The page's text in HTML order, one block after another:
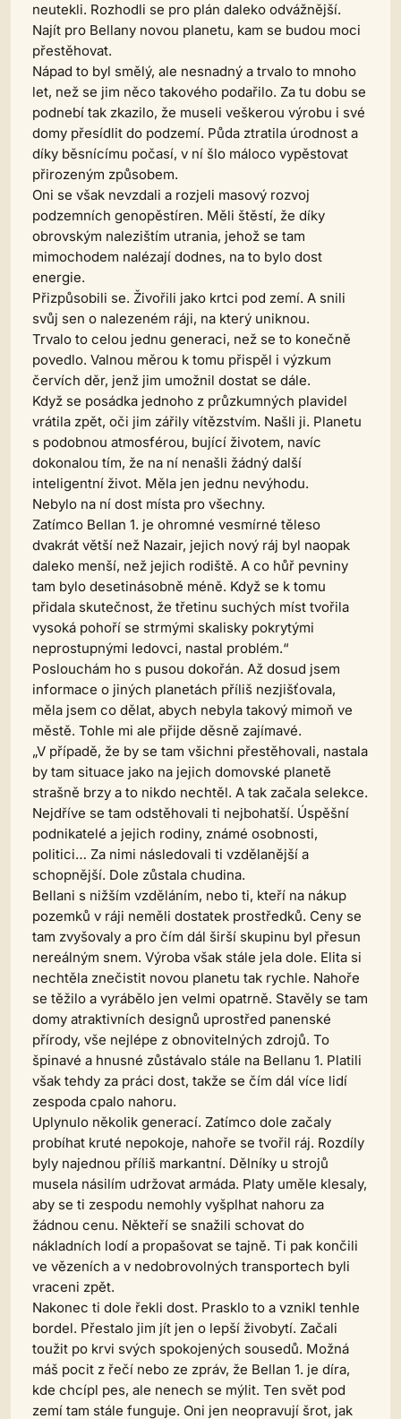
neutekli. Rozhodli se pro plán daleko odvážnější.
Najít pro Bellany novou planetu, kam se budou moci
přestěhovat.
Nápad to byl smělý, ale nesnadný a trvalo to mnoho
let, než se jim něco takového podařilo. Za tu dobu se
podnebí tak zkazilo, že museli veškerou výrobu i své
domy přesídlit do podzemí. Půda ztratila úrodnost a
díky běsnícímu počasí, v ní šlo máloco vypěstovat
přirozeným způsobem.
Oni se však nevzdali a rozjeli masový rozvoj
podzemních genopěstíren. Měli štěstí, že díky
obrovským nalezištím utrania, jehož se tam
mimochodem nalézají dodnes, na to bylo dost
energie.
Přizpůsobili se. Živořili jako krtci pod zemí. A snili
svůj sen o nalezeném ráji, na který uniknou.
Trvalo to celou jednu generaci, než se to konečně
povedlo. Valnou měrou k tomu přispěl i výzkum
červích děr, jenž jim umožnil dostat se dále.
Když se posádka jednoho z průzkumných plavidel
vrátila zpět, oči jim zářily vítězstvím. Našli ji. Planetu
s podobnou atmosférou, bující životem, navíc
dokonalou tím, že na ní nenašli žádný další
inteligentní život. Měla jen jednu nevýhodu.
Nebylo na ní dost místa pro všechny.
Zatímco Bellan 1. je ohromné vesmírné těleso
dvakrát větší než Nazair, jejich nový ráj byl naopak
daleko menší, než jejich rodiště. A co hůř pevniny
tam bylo desetinásobně méně. Když se k tomu
přidala skutečnost, že třetinu suchých míst tvořila
vysoká pohoří se strmými skalisky pokrytými
neprostupnými ledovci, nastal problém.“
Poslouchám ho s pusou dokořán. Až dosud jsem
informace o jiných planetách příliš nezjišťovala,
měla jsem co dělat, abych nebyla takový mimoň ve
městě. Tohle mi ale přijde děsně zajímavé.
„V případě, že by se tam všichni přestěhovali, nastala
by tam situace jako na jejich domovské planetě
strašně brzy a to nikdo nechtěl. A tak začala selekce.
Nejdříve se tam odstěhovali ti nejbohatší. Úspěšní
podnikatelé a jejich rodiny, známé osobnosti,
politici… Za nimi následovali ti vzdělanější a
schopnější. Dole zůstala chudina.
Bellani s nižším vzděláním, nebo ti, kteří na nákup
pozemků v ráji neměli dostatek prostředků. Ceny se
tam zvyšovaly a pro čím dál širší skupinu byl přesun
nereálným snem. Výroba však stále jela dole. Elita si
nechtěla znečistit novou planetu tak rychle. Nahoře
se těžilo a vyrábělo jen velmi opatrně. Stavěly se tam
domy atraktivních designů uprostřed panenské
přírody, vše nejlépe z obnovitelných zdrojů. To
špinavé a hnusné zůstávalo stále na Bellanu 1. Platili
však tehdy za práci dost, takže se čím dál více lidí
zespoda cpalo nahoru.
Uplynulo několik generací. Zatímco dole začaly
probíhat kruté nepokoje, nahoře se tvořil ráj. Rozdíly
byly najednou příliš markantní. Dělníky u strojů
musela násilím udržovat armáda. Platy uměle klesaly,
aby se ti zespodu nemohly vyšplhat nahoru za
žádnou cenu. Někteří se snažili schovat do
nákladních lodí a propašovat se tajně. Ti pak končili
ve vězeních a v nedobrovolných transportech byli
vraceni zpět.
Nakonec ti dole řekli dost. Prasklo to a vznikl tenhle
bordel. Přestalo jim jít jen o lepší živobytí. Začali
toužit po krvi svých spokojených sousedů. Možná
máš pocit z řečí nebo ze zpráv, že Bellan 1. je díra,
kde chcípl pes, ale nenech se mýlit. Ten svět pod
zemí tam stále funguje. Oni jen neopravují šrot, jak